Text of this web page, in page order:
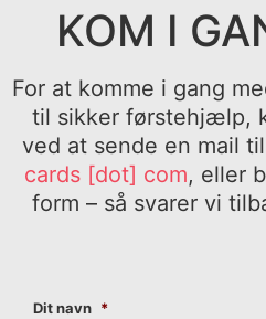
KOM I
For at komme i gang
til sikker førstehjælp,
ved at sende en mail til
cards [dot] com, eller
form – så svarer vi
Dit navn *